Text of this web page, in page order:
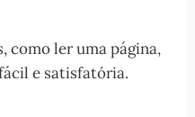
como ler uma página,
e satisfatória.